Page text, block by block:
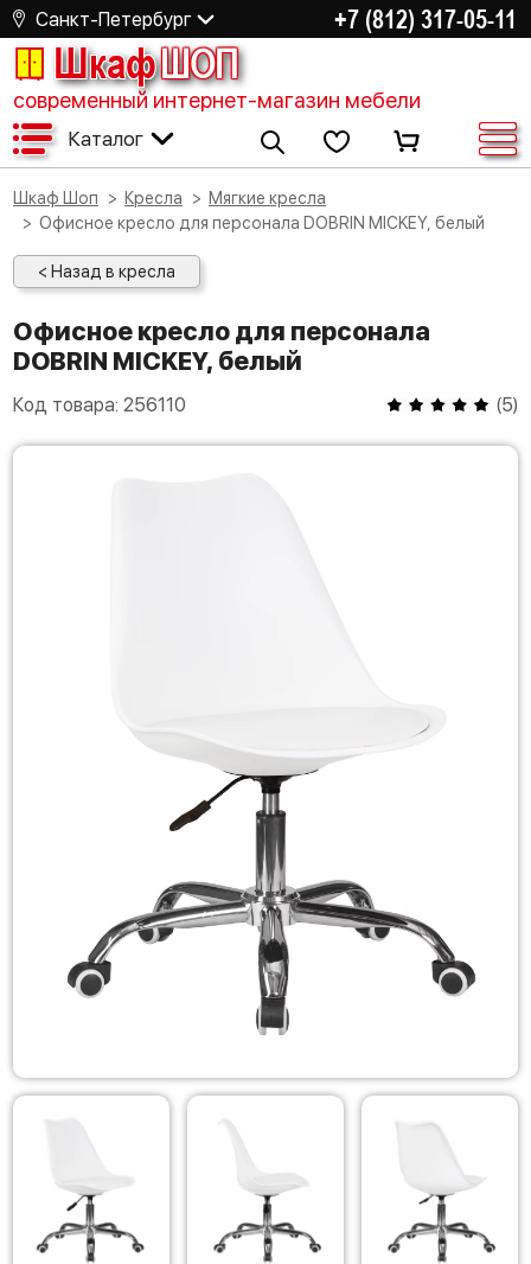
Санкт-Петербург +7 (812) 317-05-11
ШкафШОП
современный интернет-магазин мебели
Каталог
Шкаф Шоп Кресла
Мягкие кресла
Офисное кресло для персонала DOBRIN MICKEY, белый
< Назад в кресла
Офисное кресло для персонала
DOBRIN MICKEY, белый
Код товара: 256110 (5)